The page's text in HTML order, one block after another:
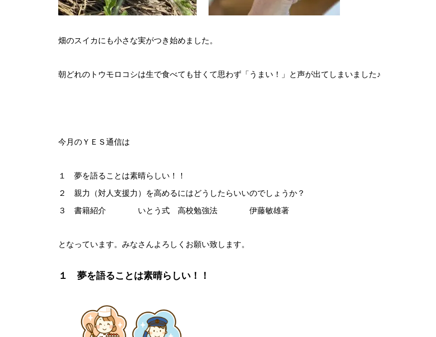
畑のスイカにも小さな実がつき始めました。
朝どれのトウモロコシは生で食べても甘くて思わず「うまい！」と声が出てしまいました♪
今月のＹＥＳ通信は
１ 夢を語ることは素晴らしい！！
２ 親力（対人支援力）を高めるにはどうしたらいいのでしょうか？
３ 書籍紹介 いとう式 高校勉強法 伊藤敏雄著
となっています。みなさんよろしくお願い致します。
１ 夢を語ることは素晴らしい！！